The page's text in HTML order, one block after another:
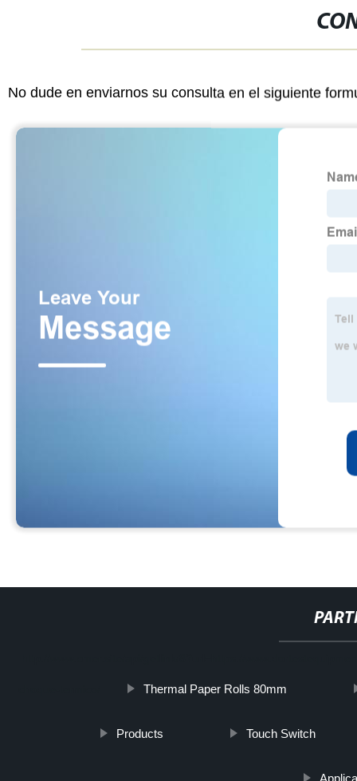
No dude en enviarnos su consulta en el siguiente
Thermal Paper Rolls 80mm
Products Touch Switch